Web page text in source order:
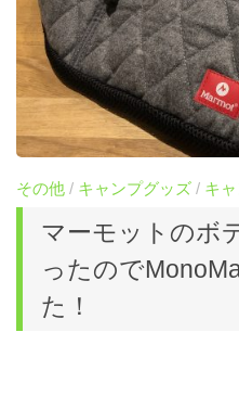
その他 / キャンプグッズ / キ
マーモットのボ
ったので
た！